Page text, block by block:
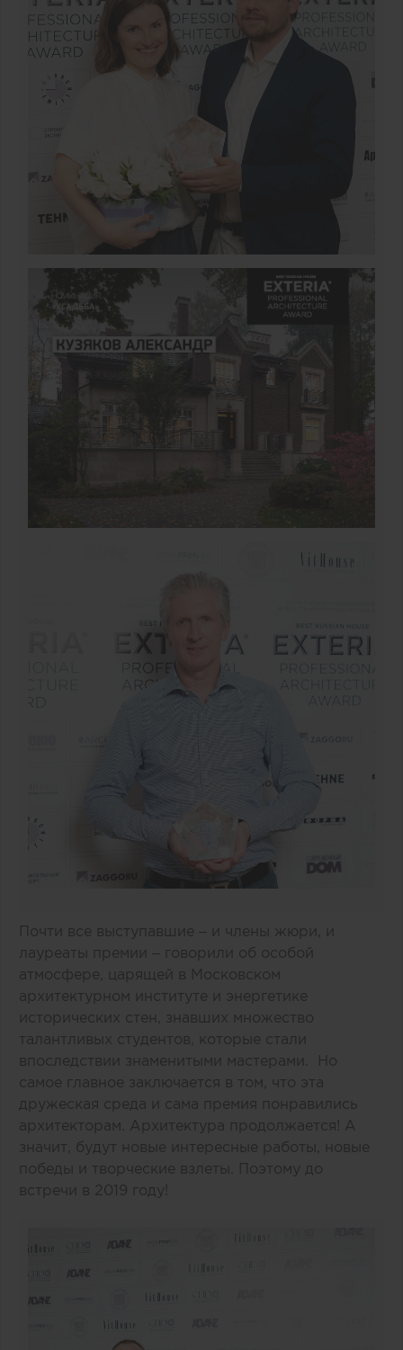
Почти все выступавшие – и члены жюри, и
лауреаты премии – говорили об особой
атмосфере, царящей в Московском
архитектурном институте и энергетике
исторических стен, знавших множество
талантливых студентов, которые стали
впоследствии знаменитыми мастерами. Но
самое главное заключается в том, что эта
дружеская среда и сама премия понравились
архитекторам. Архитектура продолжается! А
значит, будут новые интересные работы, новые
победы и творческие взлеты. Поэтому до
встречи в 2019 году!